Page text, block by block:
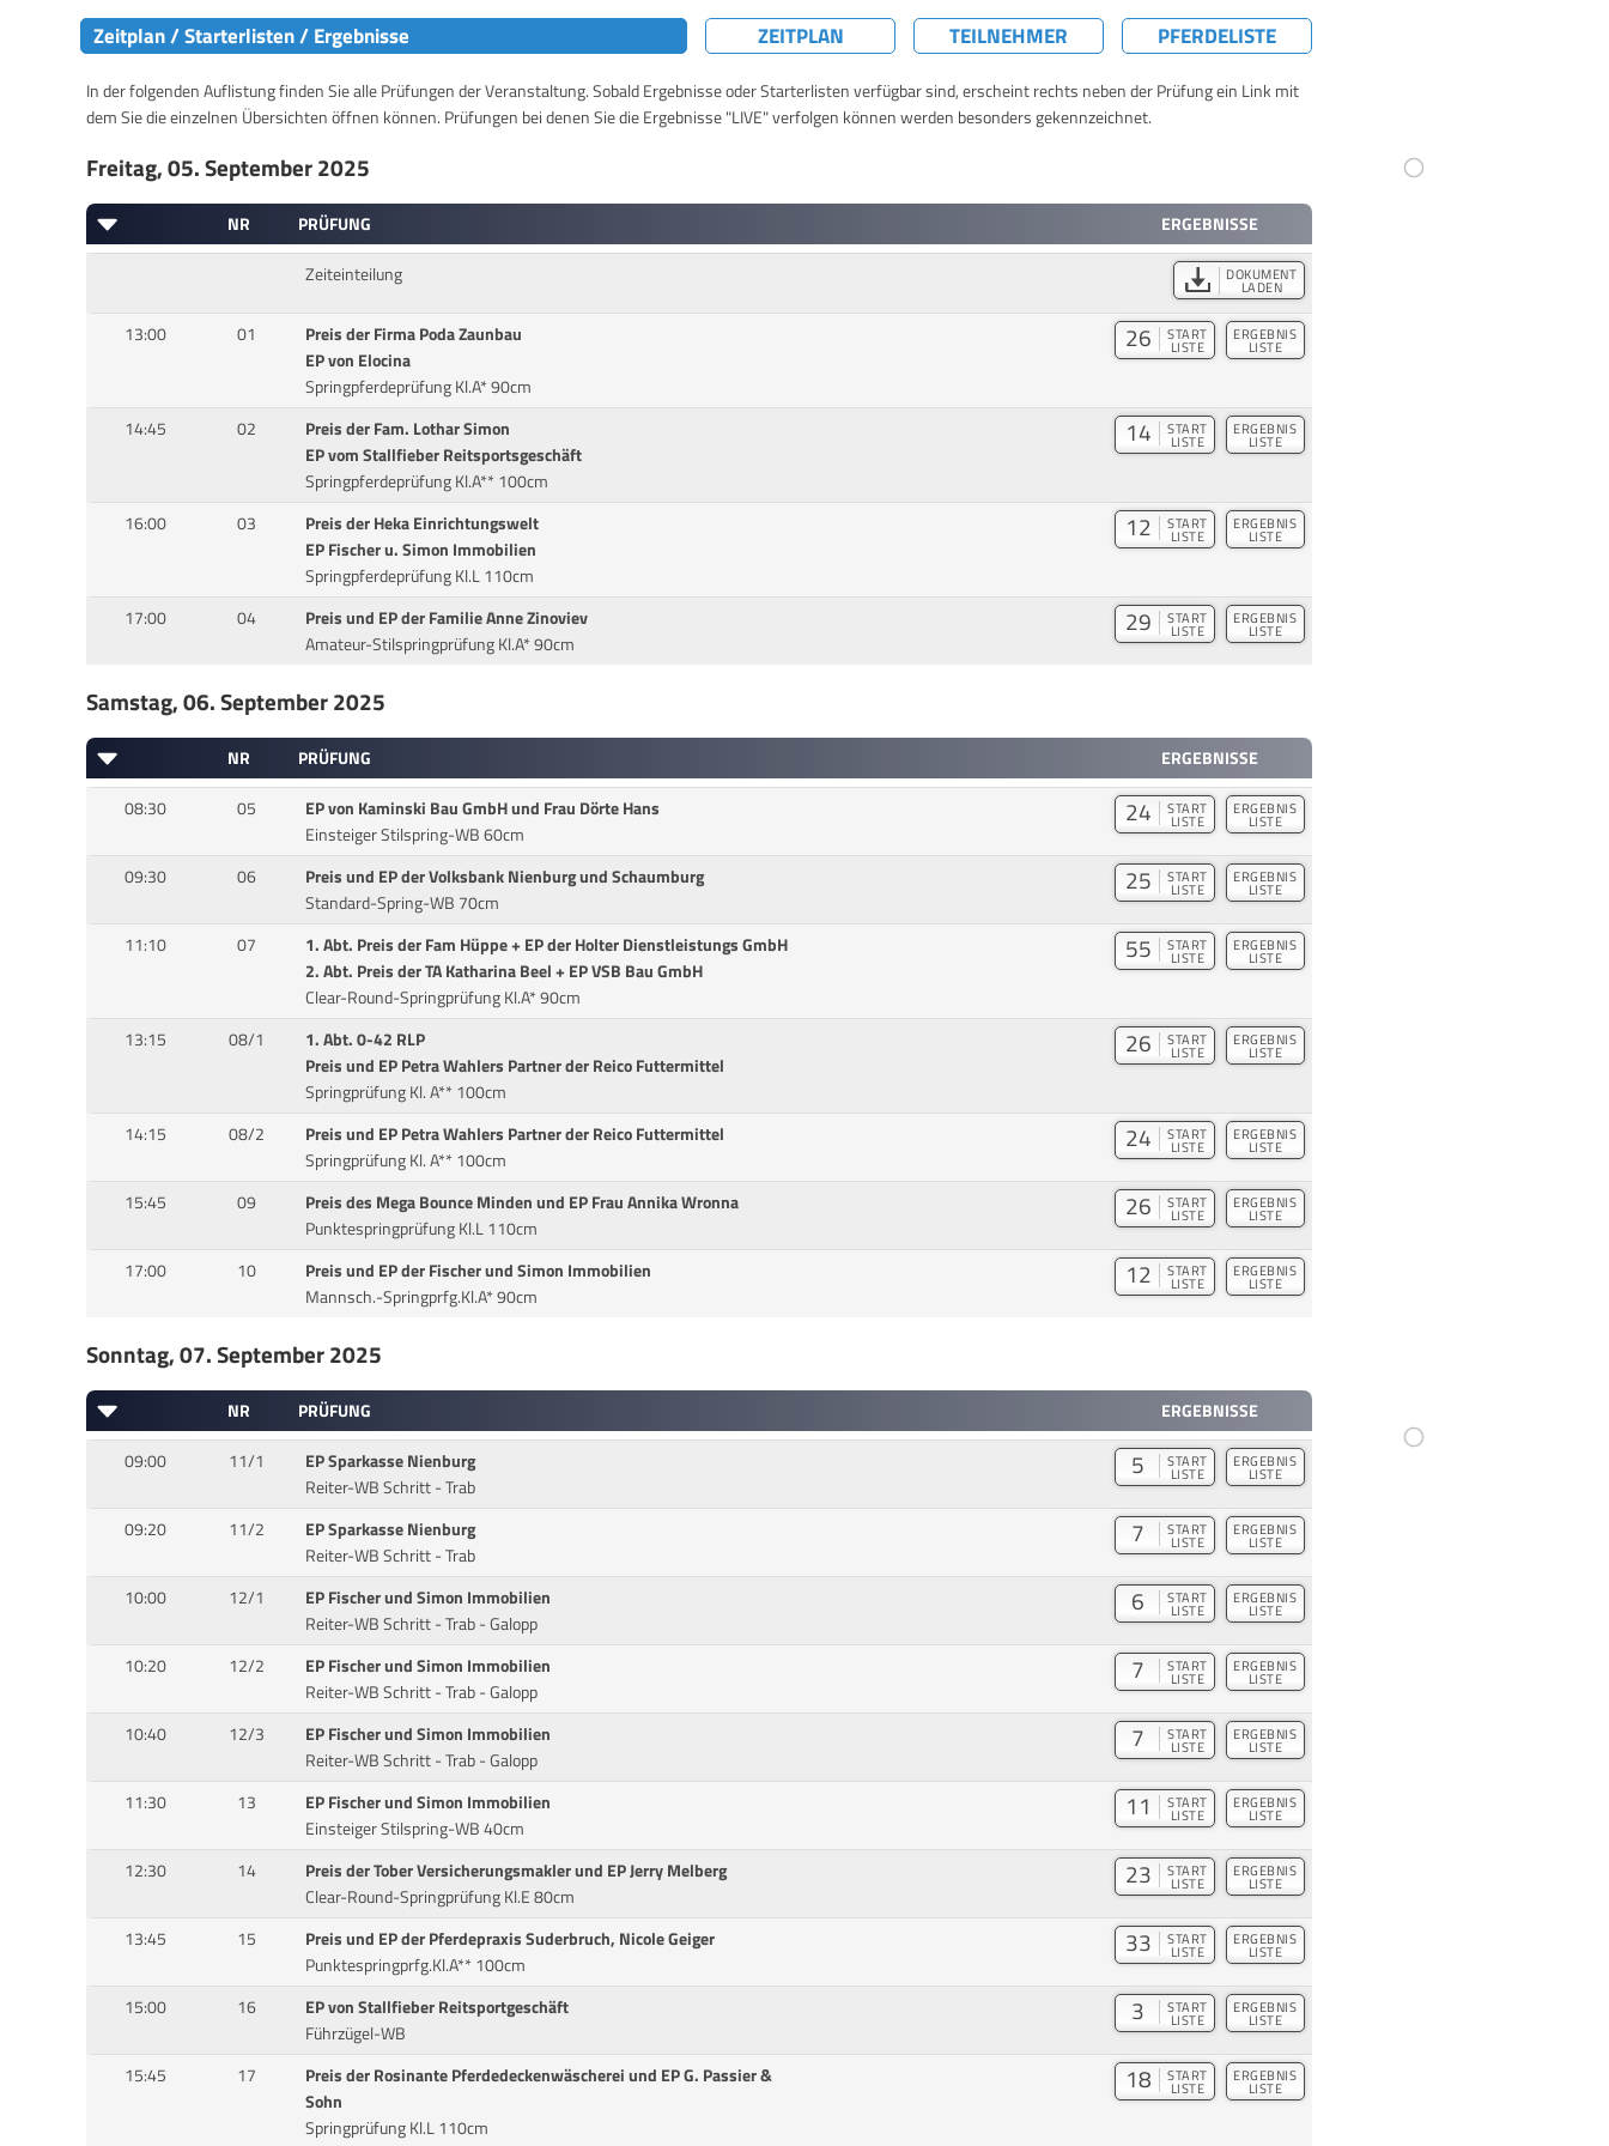
Zeitplan / Starterlisten / Ergebnisse ZEITPLAN TEILNEHMER PFERDELISTE
In der folgenden Auflistung finden Sie alle Prüfungen der Veranstaltung. Sobald Ergebnisse oder Starterlisten verfügbar sind, erscheint rechts neben der Prüfung ein Link mit
dem Sie die einzelnen Übersichten öffnen können. Prüfungen bei denen Sie die Ergebnisse "LIVE" verfolgen können werden besonders gekennzeichnet.
Freitag, 05. September 2025
NR PRÜFUNG
ERGEBNISSE
Zeiteinteilung
DOKUMENT
LADEN
13:00 01
Preis der Firma Poda Zaunbau
EP von Elocina
Springpferdeprüfung Kl.A* 90cm
26 START
LISTE
ERGEBNIS
LISTE
14:45 02
Preis der Fam. Lothar Simon
EP vom Stallfieber Reitsportsgeschäft
Springpferdeprüfung Kl.A** 100cm
14 START
LISTE
ERGEBNIS
LISTE
16:00 03
Preis der Heka Einrichtungswelt
EP Fischer u. Simon Immobilien
Springpferdeprüfung Kl.L 110cm
12 START
LISTE
ERGEBNIS
LISTE
17:00 04
Preis und EP der Familie Anne Zinoviev
Amateur-Stilspringprüfung Kl.A* 90cm
29 START
LISTE
ERGEBNIS
LISTE
Samstag, 06. September 2025
NR PRÜFUNG
ERGEBNISSE
08:30
05
EP von Kaminski Bau GmbH und Frau Dörte Hans
Einsteiger Stilspring-WB 60cm
24 START
LISTE
ERGEBNIS
LISTE
09:30 06
Preis und EP der Volksbank Nienburg und Schaumburg
Standard-Spring-WB 70cm
25 START
LISTE
ERGEBNIS
LISTE
11:10 07
1. Abt. Preis der Fam Hüppe + EP der Holter Dienstleistungs GmbH
2. Abt. Preis der TA Katharina Beel + EP VSB Bau GmbH
Clear-Round-Springprüfung Kl.A* 90cm
55 START
LISTE
ERGEBNIS
LISTE
13:15 08/1
1. Abt. 0-42 RLP
Preis und EP Petra Wahlers Partner der Reico Futtermittel
Springprüfung Kl. A** 100cm
26 START
LISTE
ERGEBNIS
LISTE
14:15 08/2
Preis und EP Petra Wahlers Partner der Reico Futtermittel
Springprüfung Kl. A** 100cm
24 START
LISTE
ERGEBNIS
LISTE
15:45 09
Preis des Mega Bounce Minden und EP Frau Annika Wronna
Punktespringprüfung Kl.L 110cm
26 START
LISTE
ERGEBNIS
LISTE
17:00 10
Preis und EP der Fischer und Simon Immobilien
Mannsch.-Springprfg.Kl.A* 90cm
12 START
LISTE
ERGEBNIS
LISTE
Sonntag, 07. September 2025
NR PRÜFUNG
ERGEBNISSE
09:00
11/1
EP Sparkasse Nienburg
Reiter-WB Schritt - Trab
5 START
LISTE
ERGEBNIS
LISTE
09:20 11/2
EP Sparkasse Nienburg
Reiter-WB Schritt - Trab
7 START
LISTE
ERGEBNIS
LISTE
10:00 12/1
EP Fischer und Simon Immobilien
Reiter-WB Schritt - Trab - Galopp
6 START
LISTE
ERGEBNIS
LISTE
10:20 12/2
EP Fischer und Simon Immobilien
Reiter-WB Schritt - Trab - Galopp
7 START
LISTE
ERGEBNIS
LISTE
10:40 12/3
EP Fischer und Simon Immobilien
Reiter-WB Schritt - Trab - Galopp
7 START
LISTE
ERGEBNIS
LISTE
11:30 13
EP Fischer und Simon Immobilien
Einsteiger Stilspring-WB 40cm
11 START
LISTE
ERGEBNIS
LISTE
12:30 14
Preis der Tober Versicherungsmakler und EP Jerry Melberg
Clear-Round-Springprüfung Kl.E 80cm
23 START
LISTE
ERGEBNIS
LISTE
13:45 15
Preis und EP der Pferdepraxis Suderbruch, Nicole Geiger
Punktespringprfg.Kl.A** 100cm
33 START
LISTE
ERGEBNIS
LISTE
15:00 16
EP von Stallfieber Reitsportgeschäft
Führzügel-WB
3 START
LISTE
ERGEBNIS
LISTE
15:45 17
Preis der Rosinante Pferdedeckenwäscherei und EP G. Passier &
Sohn
Springprüfung Kl.L 110cm
18 START
LISTE
ERGEBNIS
LISTE